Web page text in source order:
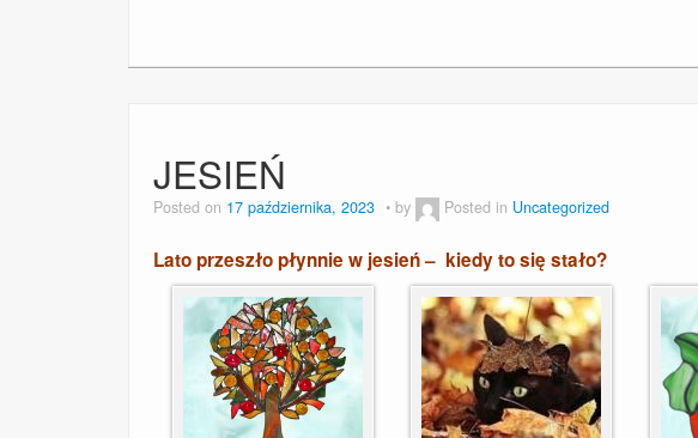
JESIEŃ
Posted on 17 października, 2023 by Posted in Uncategorized
Lato przeszło płynnie w jesień – kiedy to się stało?